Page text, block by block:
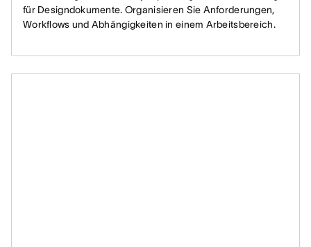
für Designdokumente. Organisieren Sie Anforderungen,
Workflows und Abhängigkeiten in einem Arbeitsbereich.